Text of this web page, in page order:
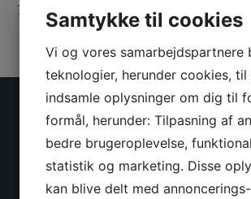
18/11.
KONTAKTINFORMATION
Vikingeklubben Isbjørnen
Ralvej 14
9000 Aalborg
Samtykke til cookies
Vi og vores samarbejdspartnere
teknologier, herunder cookies, til
indsamle oplysninger om dig til
formål, herunder: Tilpasning af
bedre brugeroplevelse,
statistik og marketing. Disse
kan blive delt med